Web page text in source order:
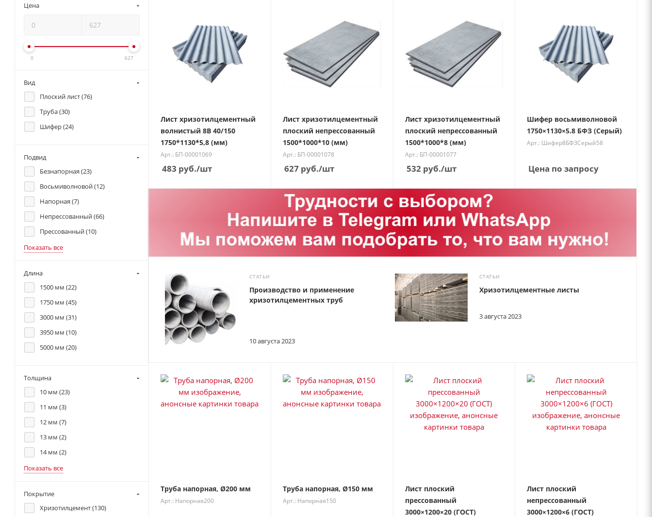
Лист хризотилцементный
волнистый 8В 40/150
1750*1130*5,8 (мм)
Арт.: БП-00001069
483 руб./шт
Лист хризотилцементный
плоский непрессованный
1500*1000*10 (мм)
Арт.: БП-00001078
627руб./шт
Лист хризотилцементный
плоский непрессованный
1500*1000*8 (мм)
Арт.: БП-00001077
532руб./шт
Шифер восьмиволновой
1750×1130×5.8 БФЗ (Серый)
Арт.: Шифер8БФЗСерый58
Цена по запросу
СТАТЬИ
10 августа 2023
Производство и применение
хризотилцементных труб
СТАТЬИ
3 августа 2023
Хризотилцементные листы
Труба напорная, Ø200 мм
Арт.: Напорная200
Труба напорная, Ø150 мм
Арт.: Напорная150
Лист плоский
прессованный
3000×1200×20 (ГОСТ)
Лист плоский
непрессованный
3000×1200×6 (ГОСТ)
Цена
0 627
Вид
Плоский лист (76)
Труба (30)
Шифер (24)
Подвид
Безнапорная (23)
Восьмиволновой (12)
Напорная (7)
Непрессованный (66)
Прессованный (10)
Показать все
Длина
1500 мм (22)
1750 мм (45)
3000 мм (31)
3950 мм (10)
5000 мм (20)
Толщина
10 мм (23)
11 мм (3)
12 мм (7)
13 мм (2)
14 мм (2)
Показать все
Покрытие
Хризотилцемент (130)